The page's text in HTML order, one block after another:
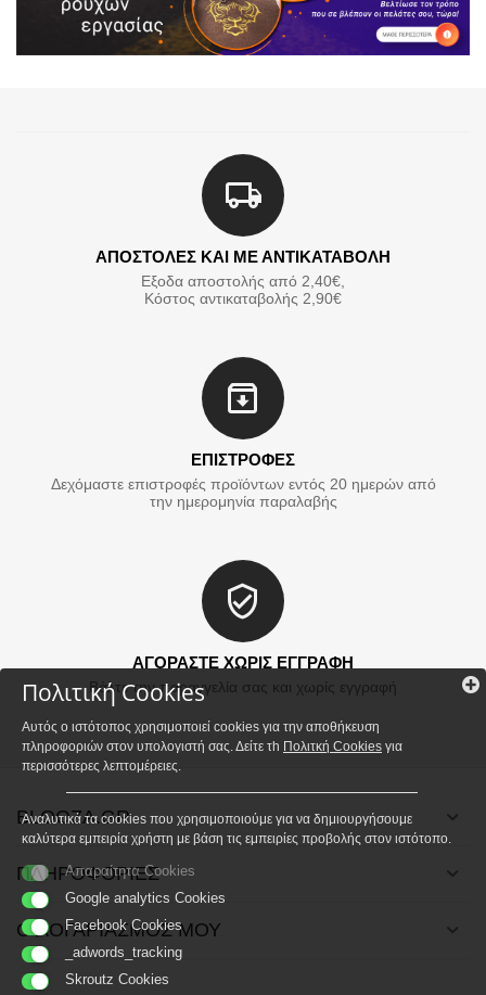
ΑΠΟΣΤΟΛΕΣ ΚΑΙ ΜΕ ΑΝΤΙΚΑΤΑΒΟΛΗ
Εξοδα αποστολής από 2,40€,
Κόστος αντικαταβολής 2,90€
ΕΠΙΣΤΡΟΦΕΣ
Δεχόμαστε επιστροφές προϊόντων εντός 20 ημερών από
την ημερομηνία παραλαβής
ΑΓΟΡΑΣΤΕ ΧΩΡΙΣ ΕΓΓΡΑΦΗ
Βάλτε την παραγγελία σας και χωρίς εγγραφή
BLOOZA.GR
ΠΛΗΡΟΦΟΡΙΕΣ
Ο ΛΟΓΑΡΙΑΣΜΟΣ ΜΟΥ
Πολιτική Cookies
Αυτός ο ιστότοπος χρησιμοποιεί cookies για την αποθήκευση
πληροφοριών στον υπολογιστή σας. Δείτε τh Πολιτκή Cookies για
περισσότερες λεπτομέρειες.
Αναλυτικά τα cookies που χρησιμοποιούμε για να δημιουργήσουμε
καλύτερα εμπειρία χρήστη με βάση τις εμπειρίες προβολής στον ιστότοπο.
Απαραίτητα Cookies
Google analytics Cookies
Facebook Cookies
_adwords_tracking
Skroutz Cookies